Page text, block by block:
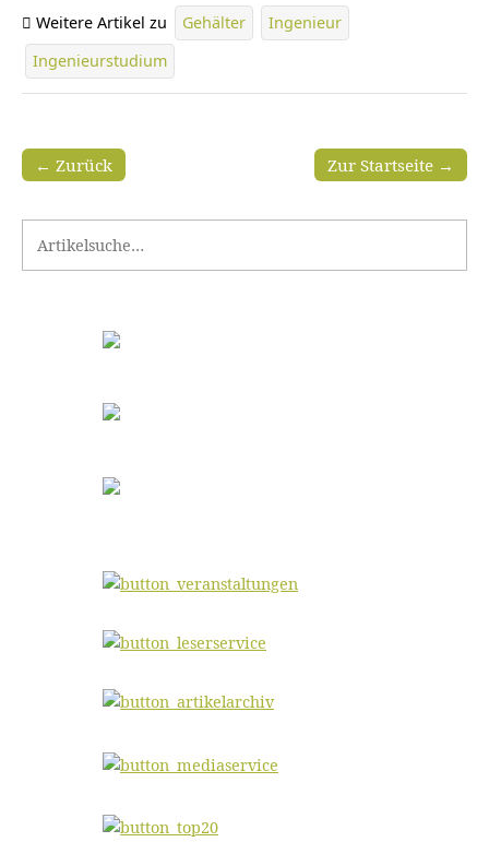
Weitere Artikel zu Gehälter
Ingenieur
Ingenieurstudium
Zur Startseite →
← Zurück